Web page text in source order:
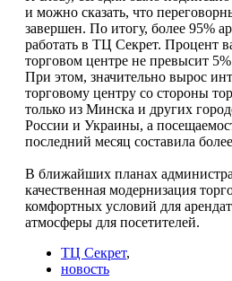
и можно сказать, что
завершен. По итогу, более 95%
работать в ТЦ Секрет. Процент
торговом центре не превысит
При этом, значительно вырос
торговому центру со стороны
только из Минска и других
России и Украины, а
последний месяц составила
В ближайших планах
качественная модернизация
комфортных условий для
атмосферы для посетителей.
ТЦ Секрет,
новость